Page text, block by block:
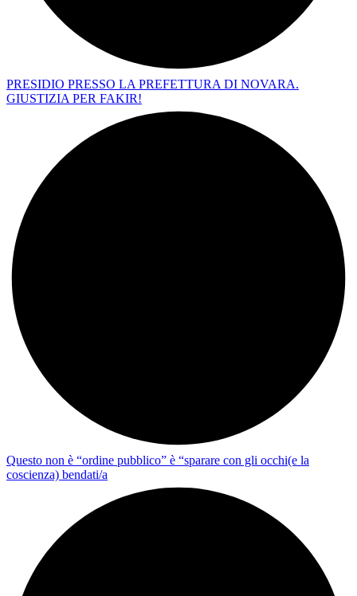
PRESIDIO PRESSO LA PREFETTURA DI NOVARA.
GIUSTIZIA PER FAKIR!
Questo non è “ordine pubblico” è “sparare con gli occhi(e la
coscienza) bendati/a